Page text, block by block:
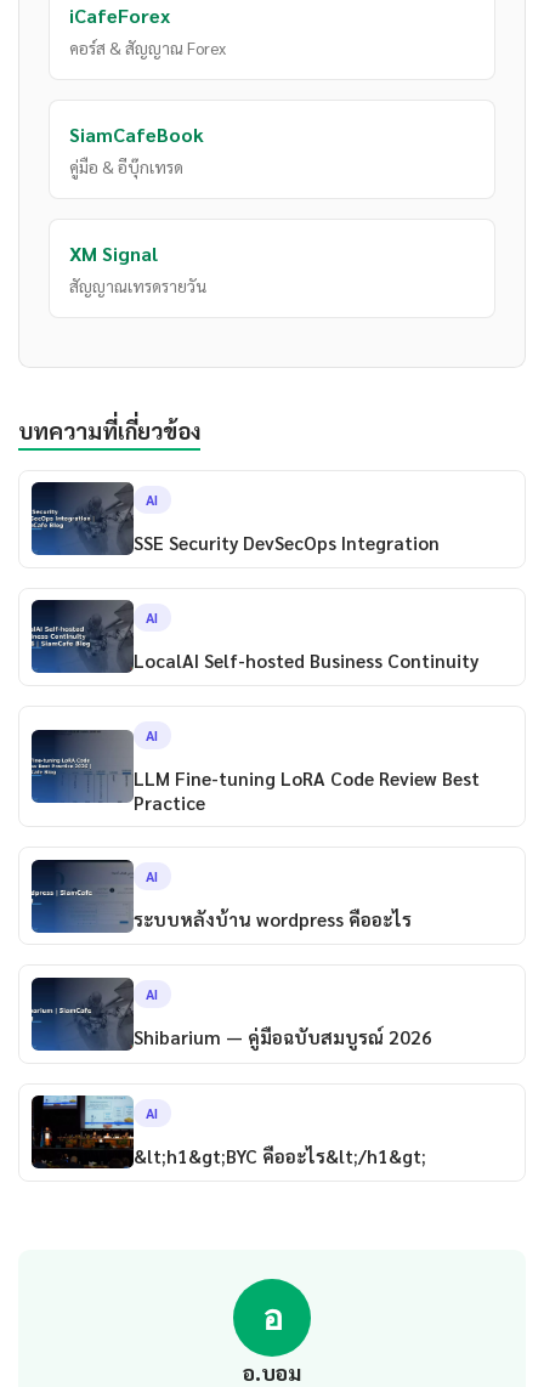
iCafeForex
คอร์ส & สัญญาณ Forex
SiamCafeBook
คู่มือ & อีบุ๊กเทรด
XM Signal
สัญญาณเทรดรายวัน
บทความที่เกี่ยวข้อง
AI
SSE Security DevSecOps Integration
AI
LocalAI Self-hosted Business Continuity
AI
LLM Fine-tuning LoRA Code Review Best
Practice
AI
ระบบหลังบ้าน wordpress คืออะไร
AI
Shibarium — คู่มือฉบับสมบูรณ์ 2026
AI
&lt;h1&gt;BYC คืออะไร&lt;/h1&gt;
อ
อ.บอม